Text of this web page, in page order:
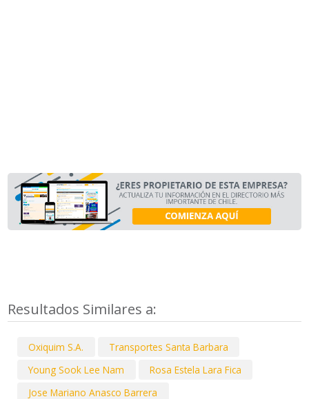
Resultados Similares a:
Oxiquim S.A.
Transportes Santa Barbara
Young Sook Lee Nam
Rosa Estela Lara Fica
Jose Mariano Anasco Barrera